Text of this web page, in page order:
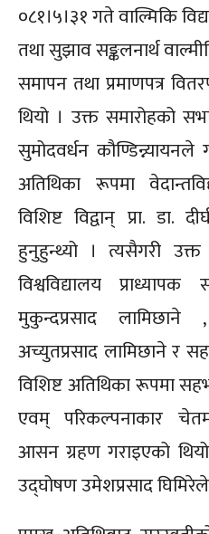
०८१।५।३१ गते वाल्मिकि
तथा सुझाव सङ्कलनार्थ
समापन तथा प्रमाणपत्र
थियो । उक्त समारोहको
सुमोदवर्धन
अतिथिका रूपमा
विशिष्ट विद्वान् प्रा. डा.
हुनुहुन्थ्यो । त्यसैगरी
विश्वविद्यालय
मुकुन्दप्रसाद लामिछाने ,
अच्युतप्रसाद लामिछाने र
विशिष्ट अतिथिका रूपमा
एवम् परिकल्पनाकार
आसन ग्रहण गराइएको
उद्घोषण उमेशप्रसाद